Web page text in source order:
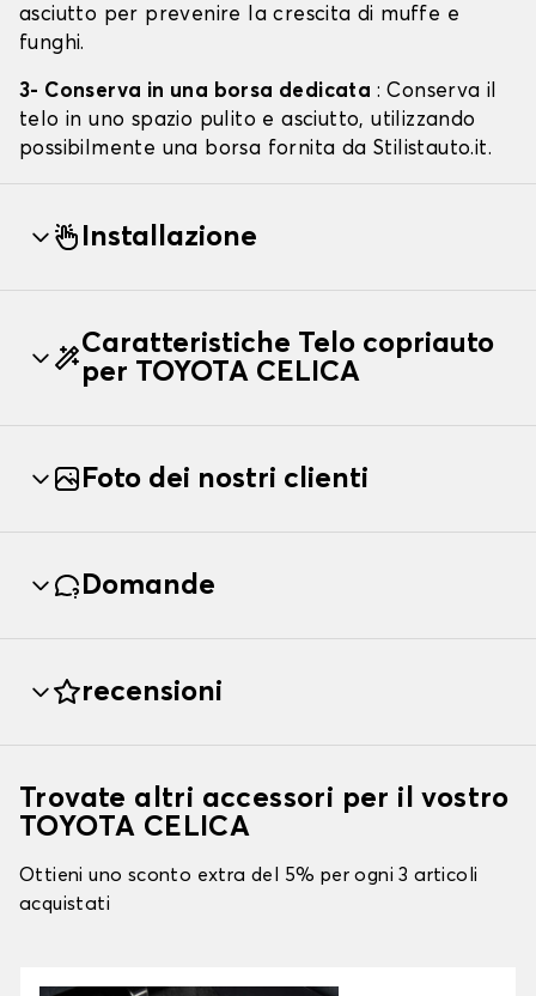
asciutto per prevenire la crescita di muffe e
funghi.
3- Conserva in una borsa dedicata : Conserva il
telo in uno spazio pulito e asciutto, utilizzando
possibilmente una borsa fornita da Stilistauto.it.
Installazione
Caratteristiche Telo copriauto
per TOYOTA CELICA
Foto dei nostri clienti
Domande
recensioni
Trovate altri accessori per il vostro
TOYOTA CELICA
Ottieni uno sconto extra del 5% per ogni 3 articoli
acquistati